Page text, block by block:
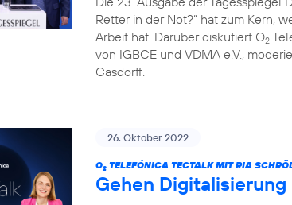
Retter in der Not?“ hat zum Kern,
Arbeit hat. Darüber diskutiert O2
von IGBCE und VDMA e.V.,
Casdorff.
26. Oktober 2022
O2 TELEFÓNICA TECTALK MIT RIA
Gehen